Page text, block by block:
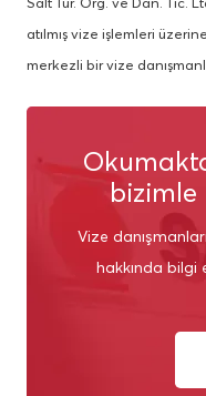
atılmış vize işlemleri
merkezli bir vize
bizimle
Vize
hakkında bilgi